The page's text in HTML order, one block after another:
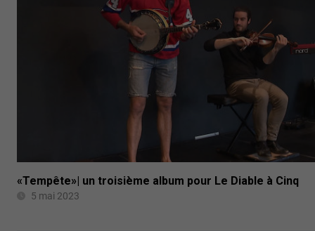
«Tempête»| un troisième album pour Le Diable à Cinq
5 mai 2023